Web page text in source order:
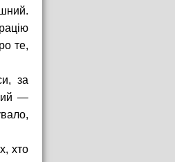
те,
за
—
хто